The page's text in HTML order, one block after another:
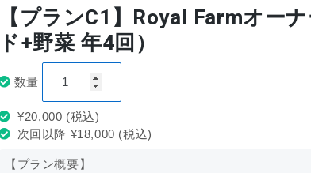
【プランC1】Royal Farmオー
ド+野菜 年4回）
数量
¥20,000 (税込)
次回以降 ¥18,000 (税込)
【プラン概要】